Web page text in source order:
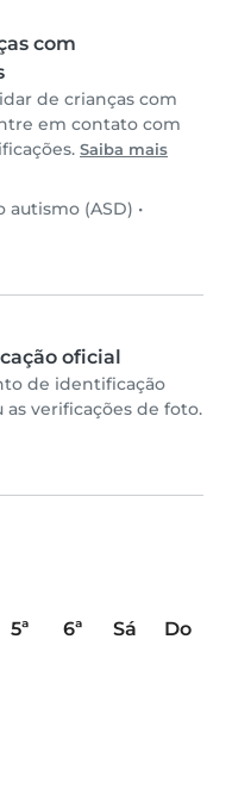
com
de crianças com
em contato com
Saiba mais
autismo (ASD) •
oficial
de identificação
verificações de foto.
5ª 6ª Sá
Do